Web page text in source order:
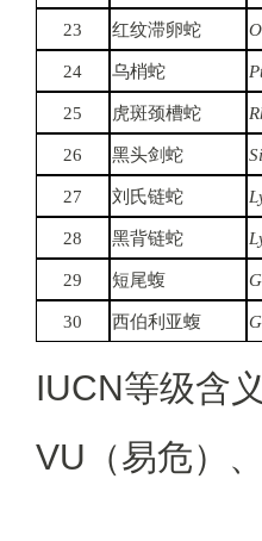
23 红纹滞卵蛇
24 乌梢蛇
25 虎斑颈槽蛇
26 黑头剑蛇
27 刘氏链蛇
28 黑背链蛇
29 短尾蝮
30 西伯利亚蝮
IUCN等级含
VU（易危）